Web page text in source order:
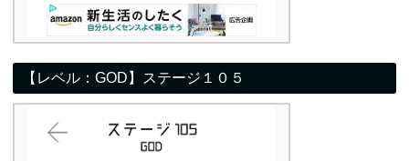
【レベル：GOD】ステージ１０５